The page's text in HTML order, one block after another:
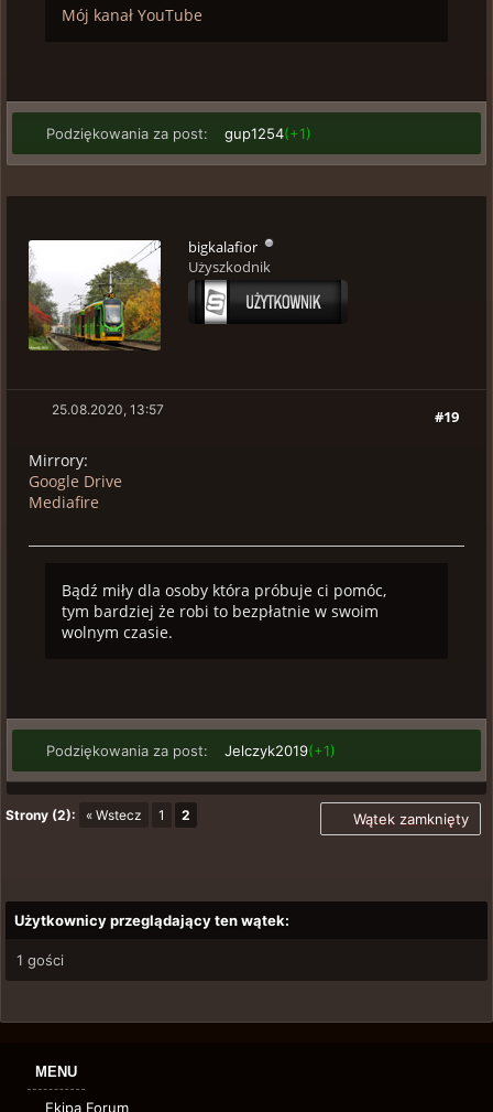
Mój kanał YouTube
Podziękowania za post: gup1254(+1)
bigkalafior
Użyszkodnik
#19
25.08.2020, 13:57
Mirrory:
Google Drive
Mediafire
Bądź miły dla osoby która próbuje ci pomóc,
tym bardziej że robi to bezpłatnie w swoim
wolnym czasie.
Podziękowania za post: Jelczyk2019(+1)
Strony (2): « Wstecz 1 2 Wątek zamknięty
Użytkownicy przeglądający ten wątek:
1 gości
MENU
Ekipa Forum